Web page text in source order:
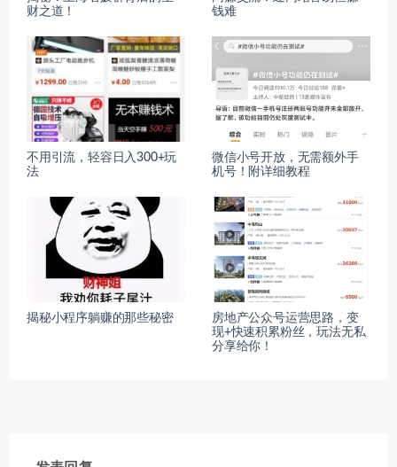
财之道！
钱难
不用引流，轻容日入300+玩
法
微信小号开放，无需额外手
机号！附详细教程
揭秘小程序躺赚的那些秘密
房地产公众号运营思路，变
现+快速积累粉丝，玩法无私
分享给你！